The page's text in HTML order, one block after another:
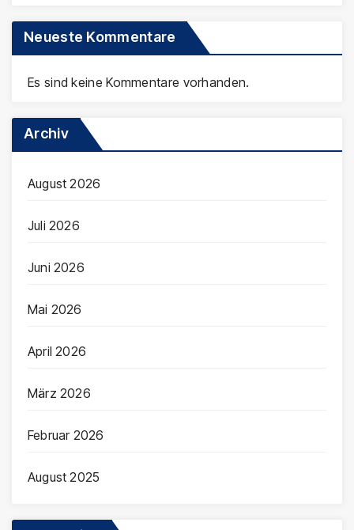
Neueste Kommentare
Es sind keine Kommentare vorhanden.
Archiv
August 2026
Juli 2026
Juni 2026
Mai 2026
April 2026
März 2026
Februar 2026
August 2025